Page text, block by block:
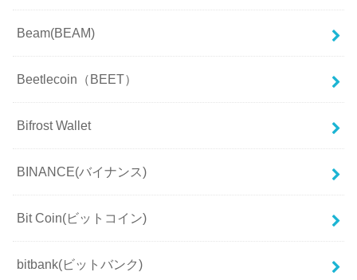
Beam(BEAM)
Beetlecoin（BEET）
Bifrost Wallet
BINANCE(バイナンス)
Bit Coin(ビットコイン)
bitbank(ビットバンク)